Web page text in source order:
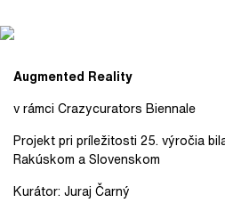
Augmented Reality
v rámci Crazycurators Biennale
Projekt pri príležitosti 25. výročia
Rakúskom a Slovenskom
Kurátor: Juraj Čarný